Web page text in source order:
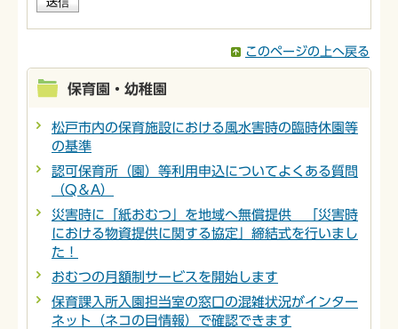
このページの上へ戻る
保育園・幼稚園
松戸市内の保育施設における風水害時の臨時休園等
の基準
認可保育所（園）等利用申込についてよくある質問
（Q＆A）
災害時に「紙おむつ」を地域へ無償提供 「災害時
における物資提供に関する協定」締結式を行いまし
た！
おむつの月額制サービスを開始します
保育課入所入園担当室の窓口の混雑状況がインター
ネット（ネコの目情報）で確認できます